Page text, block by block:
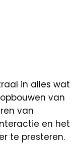
in alles wat
van
van
en het
te presteren.